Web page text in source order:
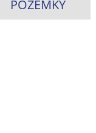
POZEMKY